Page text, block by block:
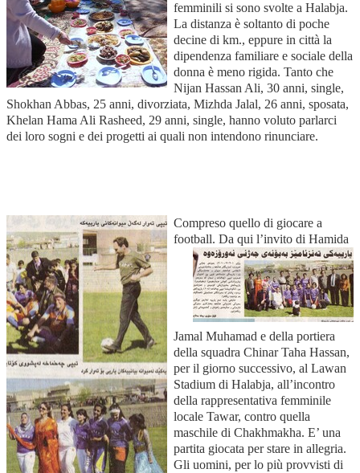
femminili si sono svolte a Halabja.
La distanza è soltanto di poche
decine di km., eppure in città la
dipendenza familiare e sociale della
donna è meno rigida. Tanto che
Nijan Hassan Ali, 30 anni, single,
Shokhan Abbas, 25 anni, divorziata, Mizhda Jalal, 26 anni, sposata,
Khelan Hama Ali Rasheed, 29 anni, single, hanno voluto parlarci
dei loro sogni e dei progetti ai quali non intendono rinunciare.
Compreso quello di giocare a
football. Da qui l’invito di Hamida
Jamal Muhamad e della portiera
della squadra Chinar Taha Hassan,
per il giorno successivo, al Lawan
Stadium di Halabja, all’incontro
della rappresentativa femminile
locale Tawar, contro quella
maschile di Chakhmakha. E’ una
partita giocata per stare in allegria.
Gli uomini, per lo più provvisti di